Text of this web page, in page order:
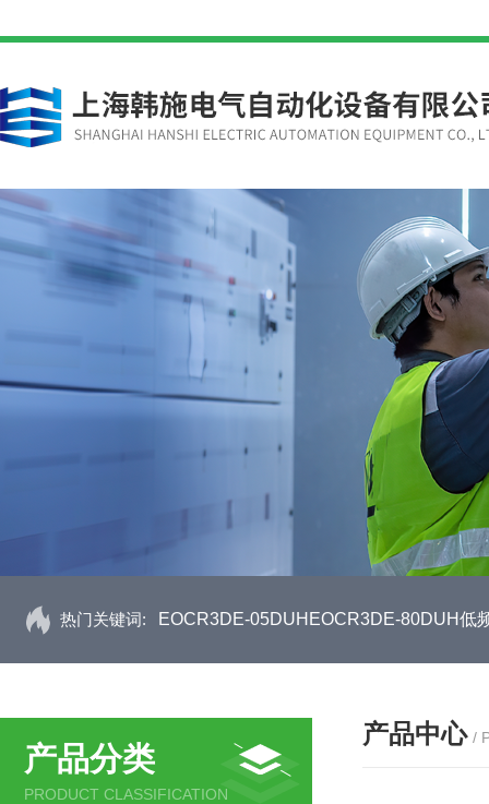
热门关键词: EOCR3DE-05DUHEOCR3DE-80DUH低
产品分类
PRODUCT CLASSIFICATION
产品中心 /